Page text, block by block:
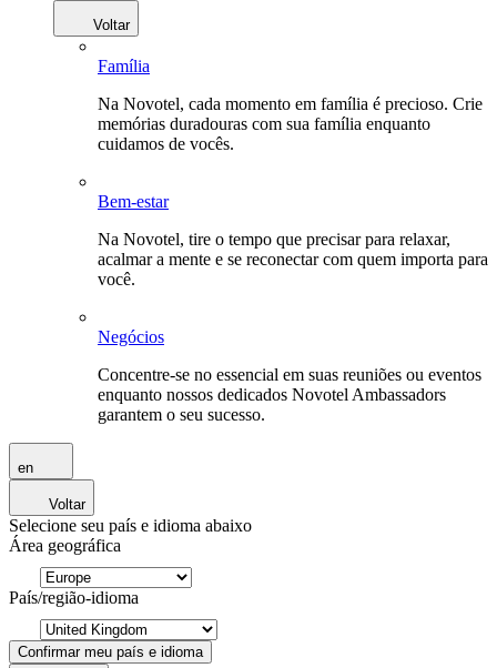
Voltar
Família
Na Novotel, cada momento em família é precioso. Crie
memórias duradouras com sua família enquanto
cuidamos de vocês.
Bem-estar
Na Novotel, tire o tempo que precisar para relaxar,
acalmar a mente e se reconectar com quem importa para
você.
Negócios
Concentre-se no essencial em suas reuniões ou eventos
enquanto nossos dedicados Novotel Ambassadors
garantem o seu sucesso.
en
Voltar
Selecione seu país e idioma abaixo
Área geográfica
País/região-idioma
Confirmar meu país e idioma